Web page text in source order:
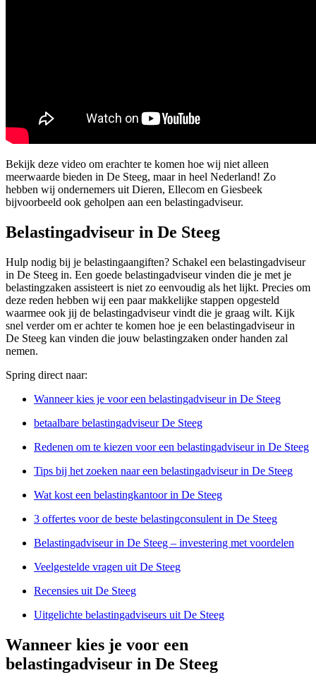
Bekijk deze video om erachter te komen hoe wij niet alleen
meerwaarde bieden in De Steeg, maar in heel Nederland! Zo
hebben wij ondernemers uit Dieren, Ellecom en Giesbeek
bijvoorbeeld ook geholpen aan een belastingadviseur.
Belastingadviseur in De Steeg
Hulp nodig bij je belastingaangiften? Schakel een belastingadviseur
in De Steeg in. Een goede belastingadviseur vinden die je met je
belastingzaken assisteert is niet zo eenvoudig als het lijkt. Precies om
deze reden hebben wij een paar makkelijke stappen opgesteld
waarmee ook jij de belastingadviseur vindt die je graag wilt. Kijk
snel verder om er achter te komen hoe je een belastingadviseur in
De Steeg kan vinden die jouw belastingzaken onder handen zal
nemen.
Spring direct naar:
Wanneer kies je voor een belastingadviseur in De Steeg
betaalbare belastingadviseur De Steeg
Redenen om te kiezen voor een belastingadviseur in De Steeg
Tips bij het zoeken naar een belastingadviseur in De Steeg
Wat kost een belastingkantoor in De Steeg
3 offertes voor de beste belastingconsulent in De Steeg
Belastingadviseur in De Steeg – investering met voordelen
Veelgestelde vragen uit De Steeg
Recensies uit De Steeg
Uitgelichte belastingadviseurs uit De Steeg
Wanneer kies je voor een
belastingadviseur in De Steeg